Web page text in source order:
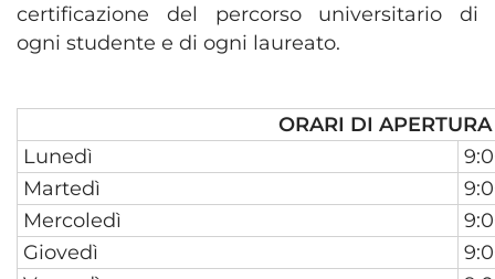
certificazione del percorso universitario di
ogni studente e di ogni laureato.
ORARI DI
Lunedì
Martedì
Mercoledì
Giovedì